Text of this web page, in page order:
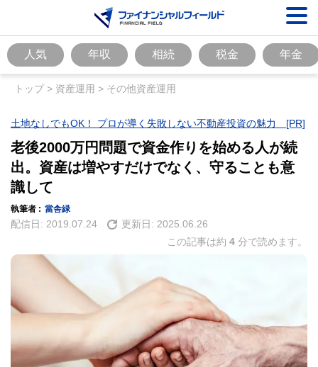
人気 年収 相続 税金 年金
トップ> 資産運用 > その他資産運用
土地なしでもOK！ プロが導く失敗しない不動産投資の魅力 [PR]
老後2000万円問題で資金作りを始める人が続
出。資産は増やすだけでなく、守ることも意
識して
執筆者 : 當舎緑
配信日: 2019.07.24 更新日: 2025.06.26
この記事は約 4 分で読めます。